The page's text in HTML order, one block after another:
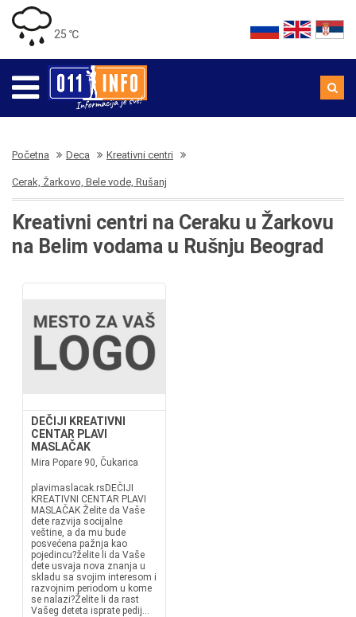
25 ℃
Početna Deca Kreativni centri
Cerak, Žarkovo, Bele vode, Rušanj
Kreativni centri na Ceraku u Žarkovu
na Belim vodama u Rušnju Beograd
DEČIJI KREATIVNI
CENTAR PLAVI
MASLAČAK
Mira Popare 90, Čukarica
plavimaslacak.rsDEČIJI
KREATIVNI CENTAR PLAVI
MASLAČAK Želite da Vaše
dete razvija socijalne
veštine, a da mu bude
posvećena pažnja kao
pojedincu?želite li da Vaše
dete usvaja nova znanja u
skladu sa svojim interesom i
razvojnim periodom u kome
se nalazi?Želite li da rast
Vašeg deteta isprate pedij...